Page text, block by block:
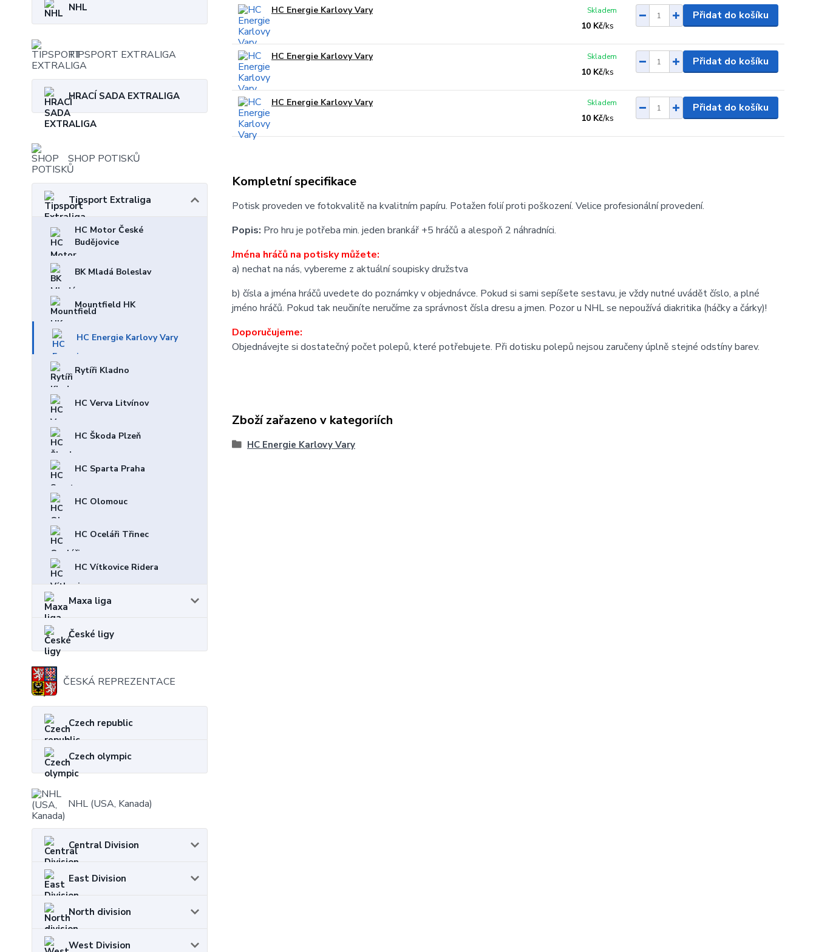
NHL
TIPSPORT EXTRALIGA
HRACÍ SADA EXTRALIGA
SHOP POTISKŮ
Tipsport Extraliga
HC Motor České
Budějovice
BK Mladá Boleslav
Mountfield HK
HC Energie Karlovy Vary
Rytíři Kladno
HC Verva Litvínov
HC Škoda Plzeň
HC Sparta Praha
HC Olomouc
HC Oceláři Třinec
HC Vítkovice Ridera
Maxa liga
České ligy
ČESKÁ REPREZENTACE
Czech republic
Czech olympic
NHL (USA, Kanada)
Central Division
East Division
North division
West Division
HC Energie Karlovy Vary
10 Kč/ks
Skladem Přidat do košíku
HC Energie Karlovy Vary
10 Kč/ks
Skladem Přidat do košíku
HC Energie Karlovy Vary
10 Kč/ks
Skladem Přidat do košíku
Kompletní specifikace
Potisk proveden ve fotokvalitě na kvalitním papíru. Potažen folií proti poškození. Velice profesionální provedení.
Popis: Pro hru je potřeba min. jeden brankář +5 hráčů a alespoň 2 náhradníci.
Jména hráčů na potisky můžete:
a) nechat na nás, vybereme z aktuální soupisky družstva
b) čísla a jména hráčů uvedete do poznámky v objednávce. Pokud si sami sepíšete sestavu, je vždy nutné uvádět číslo, a plné
jméno hráčů. Pokud tak neučiníte neručíme za správnost čísla dresu a jmen. Pozor u NHL se nepoužívá diakritika (háčky a čárky)!
Doporučujeme:
Objednávejte si dostatečný počet polepů, které potřebujete. Při dotisku polepů nejsou zaručeny úplně stejné odstíny barev.
Zboží zařazeno v kategoriích
HC Energie Karlovy Vary